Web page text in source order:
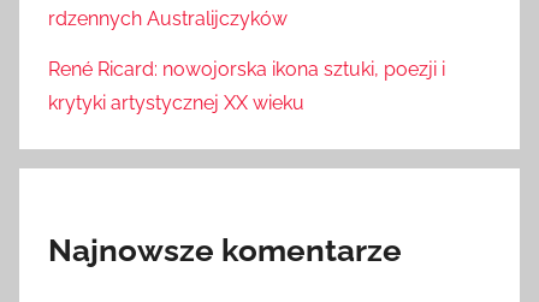
rdzennych Australijczyków
René Ricard: nowojorska ikona sztuki, poezji i
krytyki artystycznej XX wieku
Najnowsze komentarze